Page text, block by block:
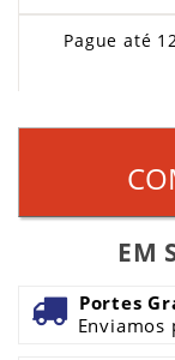
Pague até
EM
Portes
Enviamos